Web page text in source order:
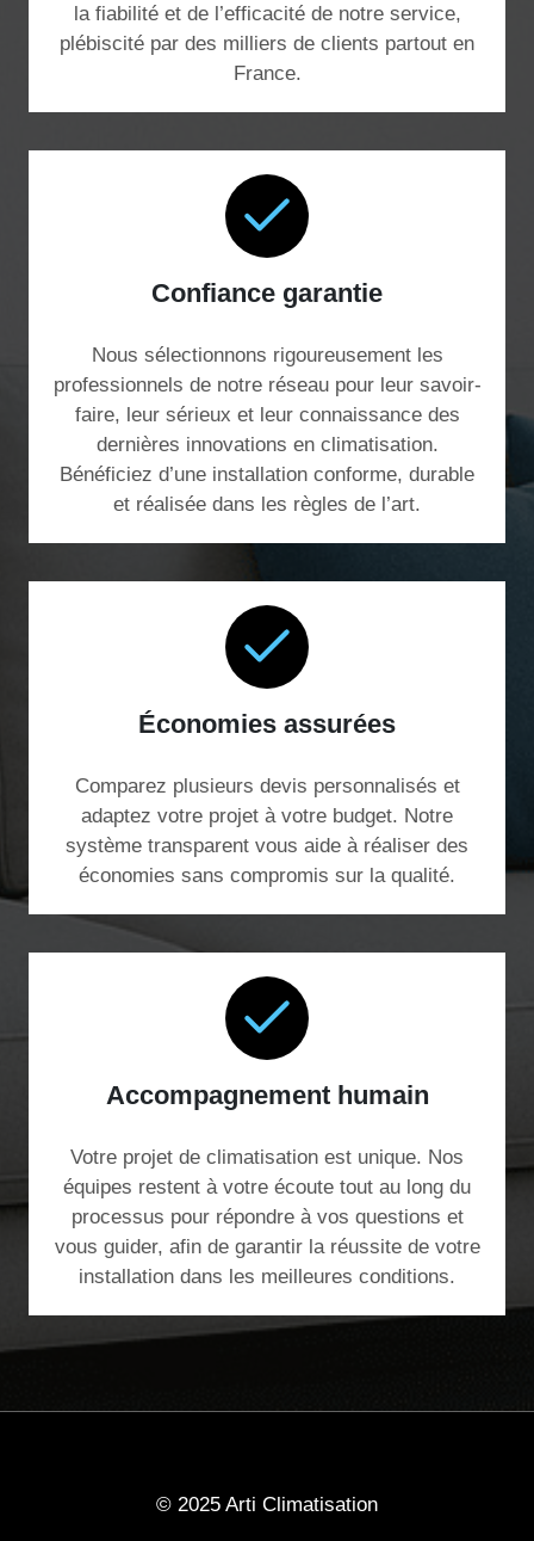
la fiabilité et de l’efficacité de notre service,
plébiscité par des milliers de clients partout en
France.
Confiance garantie
Nous sélectionnons rigoureusement les
professionnels de notre réseau pour leur savoir-
faire, leur sérieux et leur connaissance des
dernières innovations en climatisation.
Bénéficiez d’une installation conforme, durable
et réalisée dans les règles de l’art.
Économies assurées
Comparez plusieurs devis personnalisés et
adaptez votre projet à votre budget. Notre
système transparent vous aide à réaliser des
économies sans compromis sur la qualité.
Accompagnement humain
Votre projet de climatisation est unique. Nos
équipes restent à votre écoute tout au long du
processus pour répondre à vos questions et
vous guider, afin de garantir la réussite de votre
installation dans les meilleures conditions.
© 2025 Arti Climatisation